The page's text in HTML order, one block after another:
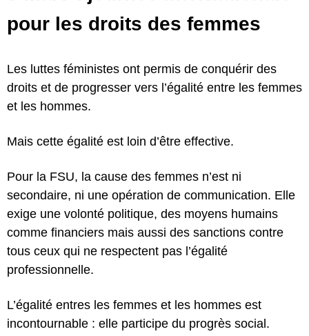
pour les droits des femmes
Les luttes féministes ont permis de conquérir des
droits et de progresser vers l’égalité entre les femmes
et les hommes.
Mais cette égalité est loin d’être effective.
Pour la FSU, la cause des femmes n’est ni
secondaire, ni une opération de communication. Elle
exige une volonté politique, des moyens humains
comme financiers mais aussi des sanctions contre
tous ceux qui ne respectent pas l’égalité
professionnelle.
L’égalité entres les femmes et les hommes est
incontournable : elle participe du progrès social.